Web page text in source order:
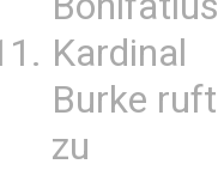
Kardinal
Burke ruft
zu